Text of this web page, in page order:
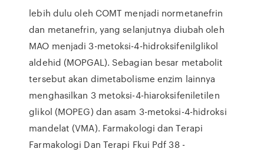
lebih dulu oleh COMT menjadi normetanefrin
dan metanefrin, yang selanjutnya diubah oleh
MAO menjadi 3-metoksi-4-hidroksifenilglikol
aldehid (MOPGAL). Sebagian besar metabolit
tersebut akan dimetabolisme enzim lainnya
menghasilkan 3 metoksi-4-hiaroksifeniletilen
glikol (MOPEG) dan asam 3-metoksi-4-hidroksi
mandelat (VMA). Farmakologi dan Terapi
Farmakologi Dan Terapi Fkui Pdf 38 -